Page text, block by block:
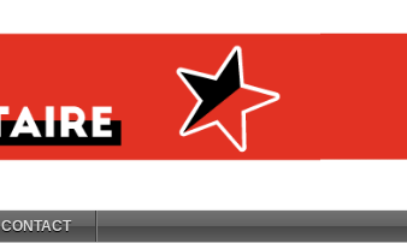
CONTACT